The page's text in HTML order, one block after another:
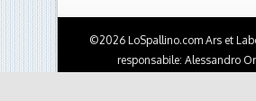
©2026 LoSpallino.com Ars et
responsabile: Alessandro